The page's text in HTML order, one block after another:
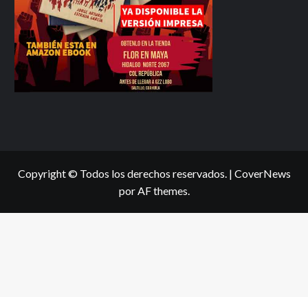
Copyright © Todos los derechos reservados. | CoverNews
por AF themes.